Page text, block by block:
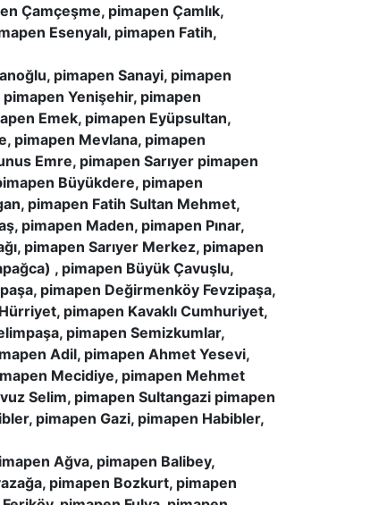
Çamçeşme, pimapen Çamlık,
Esenyalı, pimapen Fatih,
pimapen Sanayi, pimapen
Yenişehir, pimapen
Emek, pimapen Eyüpsultan,
pimapen Mevlana, pimapen
Emre, pimapen Sarıyer pimapen
Büyükdere, pimapen
pimapen Fatih Sultan Mehmet,
pimapen Maden, pimapen Pınar,
pimapen Sarıyer Merkez, pimapen
, pimapen Büyük Çavuşlu,
pimapen Değirmenköy Fevzipaşa,
pimapen Kavaklı Cumhuriyet,
pimapen Semizkumlar,
Adil, pimapen Ahmet Yesevi,
Mecidiye, pimapen Mehmet
Selim, pimapen Sultangazi pimapen
pimapen Gazi, pimapen Habibler,
Ağva, pimapen Balibey,
pimapen Bozkurt, pimapen